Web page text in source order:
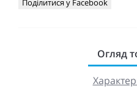
Поділитися у Facebook
Огляд